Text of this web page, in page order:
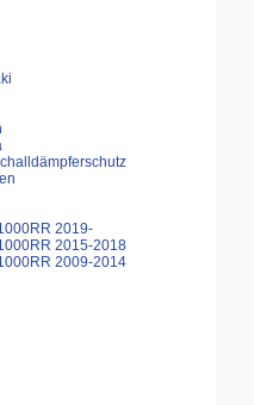
2019-
2015-2018
2009-2014